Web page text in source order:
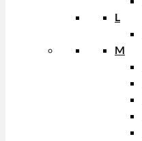
L
M